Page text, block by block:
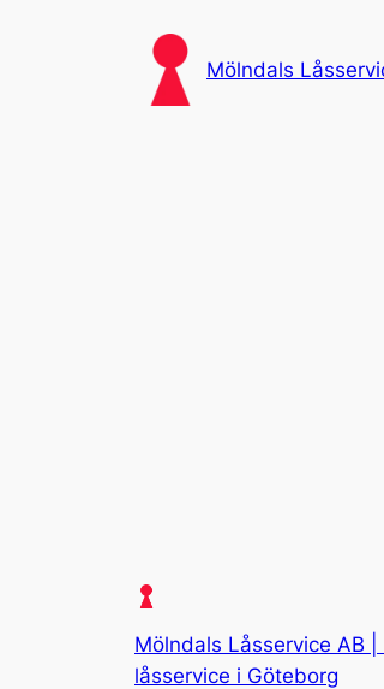
Mölndals
Mölndals Låsservice AB
låsservice i Göteborg